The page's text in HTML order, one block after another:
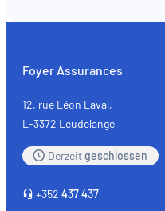
Foyer Assurances
12, rue Léon Laval,
L-3372 Leudelange
Derzeitgeschlossen
+352 437 437